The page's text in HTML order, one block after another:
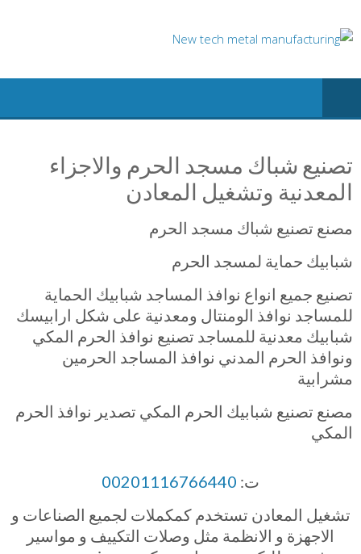
to
تصنيع شباك مسجد الحرم والاجزاء
المعدنية وتشغيل المعادن
مصنع تصنيع شباك مسجد الحرم
شبابيك حماية لمسجد الحرم
تصنيع جميع انواع نوافذ المساجد شبابيك الحماية
للمساجد نوافذ الومنتال ومعدنية على شكل ارابيسك
شبابيك معدنية للمساجد تصنيع نوافذ الحرم المكي
ونوافذ الحرم المدني نوافذ المساجد الحرمين
مشرابية
مصنع تصنيع شبابيك الحرم المكي تصدير نوافذ الحرم
المكي
ت: 00201116766440
تشغيل المعادن تستخدم كمكملات لجميع الصناعات و
الاجهزة و الانظمة مثل وصلات التكييف و مواسير